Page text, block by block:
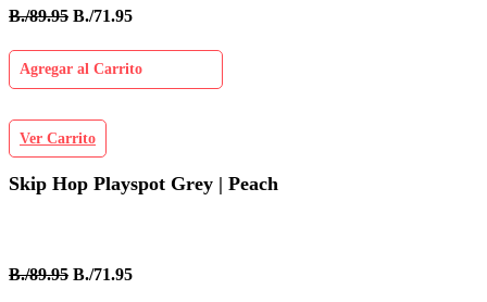
B./89.95 B./71.95
Agregar al Carrito
Ver Carrito
Skip Hop Playspot Grey | Peach
B./89.95 B./71.95